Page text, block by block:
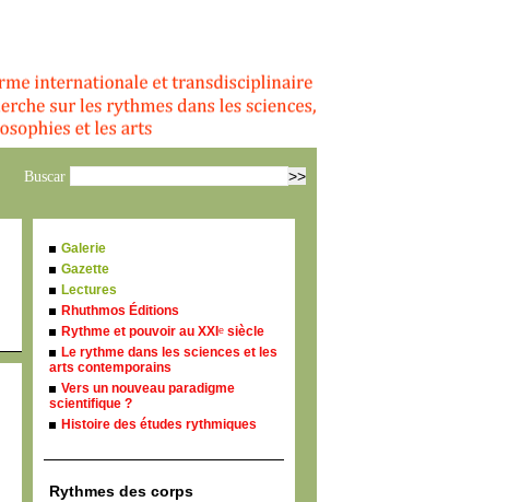
Buscar
Galerie
Gazette
Lectures
Rhuthmos Éditions
Rythme et pouvoir au XXI e siècle
Le rythme dans les sciences et les
arts contemporains
Vers un nouveau paradigme
scientifique ?
Histoire des études rythmiques
Rythmes des corps